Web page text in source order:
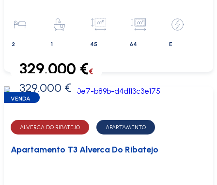
2 1 45 64 E
0 €
329.000 €€
329.000 €
VENDA
ALVERCA DO RIBATEJO APARTAMENTO
Apartamento T3 Alverca Do Ribatejo